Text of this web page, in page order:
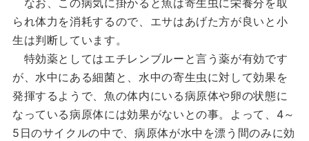
なお、この病気に掛かると魚は寄生虫に栄養分を取
られ体力を消耗するので、エサはあげた方が良いと小
生は判断しています。
特効薬としてはエチレンブルーと言う薬が有効です
が、水中にある細菌と、水中の寄生虫に対して効果を
発揮するようで、魚の体内にいる病原体や卵の状態に
なっている病原体には効果がないとの事。よって、4～
5日のサイクルの中で、病原体が水中を漂う間のみに効